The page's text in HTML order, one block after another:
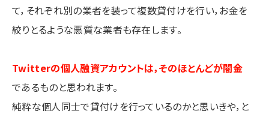
て，それぞれ別の業者を装って複数貸付けを行い，お金を
絞りとるような悪質な業者も存在します。
Twitterの個人融資アカウントは，そのほとんどが闇金
であるものと思われます。
純粋な個人同士で貸付けを行っているのかと思いきや，と